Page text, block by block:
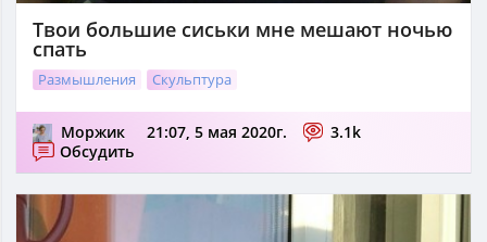
Твои большие сиськи мне мешают ночью
спать
Размышления Скульптура
Моржик 21:07, 5 мая 2020г.
3.1k
Обсудить